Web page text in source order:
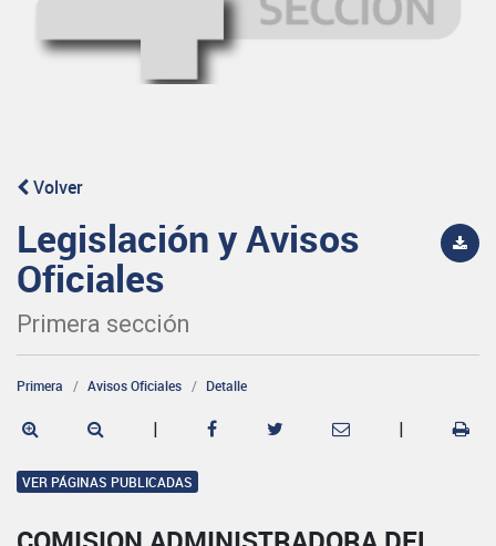
Volver
Legislación y Avisos
Oficiales
Primera sección
Primera Avisos Oficiales Detalle
| |
VER PÁGINAS PUBLICADAS